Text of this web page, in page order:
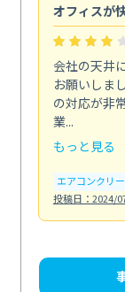
オフィスが
会社の天井
お願いしま
の対応が非
業...
もっと見る
エアコンクリ
投稿日：2024/